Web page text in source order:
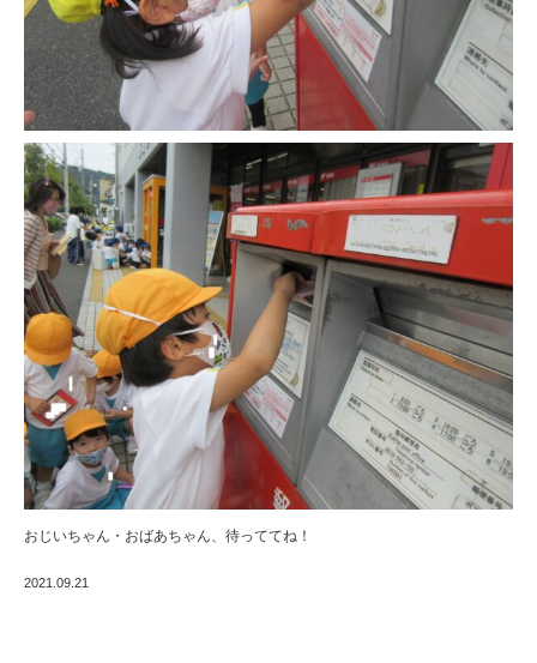
おじいちゃん・おばあちゃん、待っててね！
2021.09.21